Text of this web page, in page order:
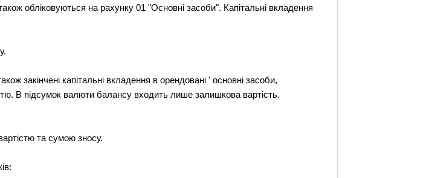
обліковуються на рахунку 01 "Основні засоби". Капітальні вкладення
закінчені капітальні вкладення в орендовані ' основні засоби,
В підсумок валюти балансу входить лише залишкова вартість.
та сумою зносу.